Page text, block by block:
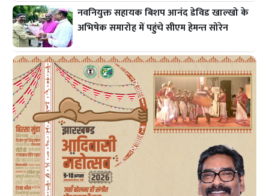
नवनियुक्त सहायक बिशप आनंद डेविड खाल्खो के
अभिषेक समारोह में पहुंचे सीएम हेमन्त सोरेन